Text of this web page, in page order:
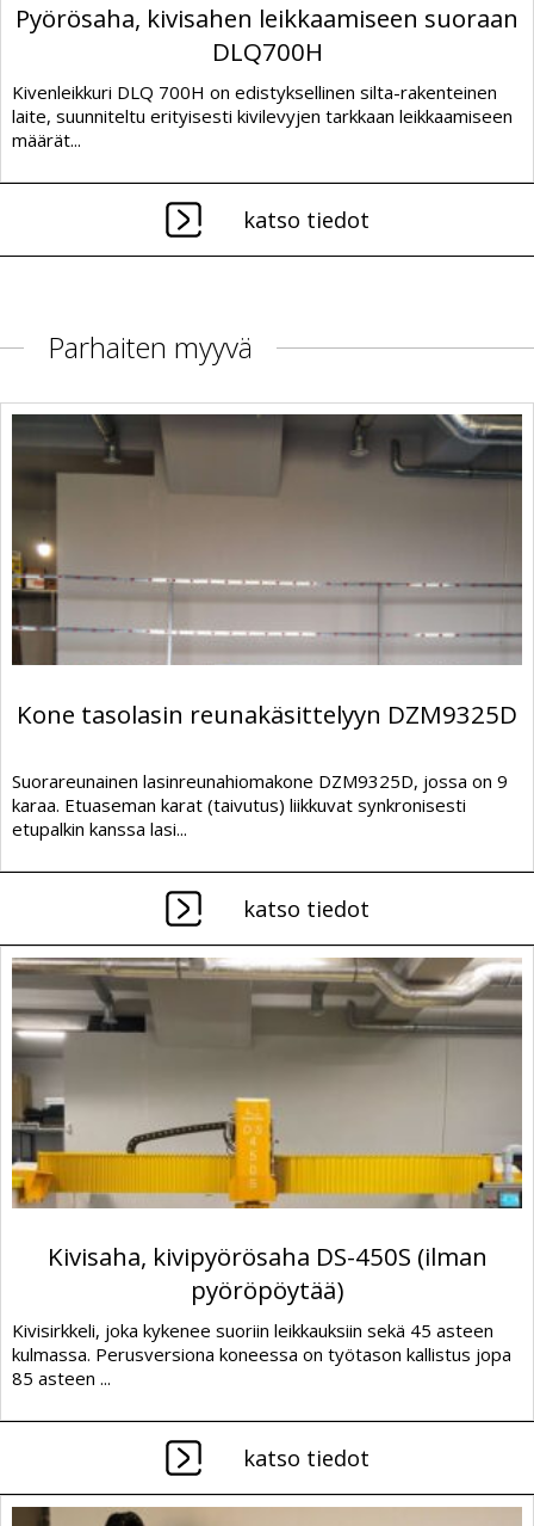
Pyörösaha, kivisahen leikkaamiseen suoraan
DLQ700H
Kivenleikkuri DLQ 700H on edistyksellinen silta-rakenteinen
laite, suunniteltu erityisesti kivilevyjen tarkkaan leikkaamiseen
määrät...
katso tiedot
Parhaiten myyvä
Kone tasolasin reunakäsittelyyn DZM9325D
Suorareunainen lasinreunahiomakone DZM9325D, jossa on 9
karaa. Etuaseman karat (taivutus) liikkuvat synkronisesti
etupalkin kanssa lasi...
katso tiedot
Kivisaha, kivipyörösaha DS-450S (ilman
pyöröpöytää)
Kivisirkkeli, joka kykenee suoriin leikkauksiin sekä 45 asteen
kulmassa. Perusversiona koneessa on työtason kallistus jopa
85 asteen ...
katso tiedot